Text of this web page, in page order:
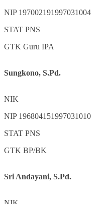
NIP 197002191997031004
STAT PNS
GTK Guru IPA
Sungkono, S.Pd.
NIK
NIP 196804151997031010
STAT PNS
GTK BP/BK
Sri Andayani, S.Pd.